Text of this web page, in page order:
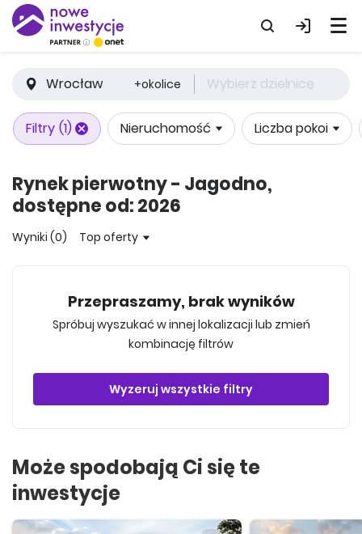
Wrocław +okolice Wybierz dzielnicę
Filtry (1) Nieruchomość Liczba pokoi
Rynek pierwotny - Jagodno,
dostępne od: 2026
Wyniki (0) Top oferty
Przepraszamy, brak wyników
Spróbuj wyszukać w innej lokalizacji lub zmień
kombinację filtrów
Wyzeruj wszystkie filtry
Może spodobają Ci się te
inwestycje